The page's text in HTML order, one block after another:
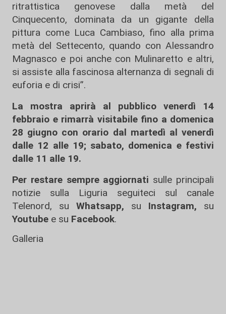
ritrattistica genovese dalla metà del
Cinquecento, dominata da un gigante della
pittura come Luca Cambiaso, fino alla prima
metà del Settecento, quando con Alessandro
Magnasco e poi anche con Mulinaretto e altri,
si assiste alla fascinosa alternanza di segnali di
euforia e di crisi”.
La mostra aprirà al pubblico venerdì 14
febbraio e rimarrà visitabile fino a domenica
28 giugno con orario dal martedì al venerdì
dalle 12 alle 19; sabato, domenica e festivi
dalle 11 alle 19.
Per restare sempre aggiornati sulle principali
notizie sulla Liguria seguiteci sul canale
Telenord, su
Whatsapp, su Instagram, su
Youtube e su Facebook.
Galleria